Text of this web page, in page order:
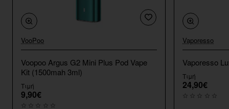
VooPoo
Voopoo Argus G2 Mini Plus Pod Vape
Kit (1500mah 3ml)
Τιμή
9,90€
Vaporesso
Vaporesso
Τιμή
24,90€